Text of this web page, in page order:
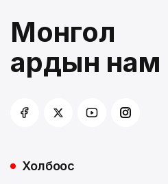
Монгол
ардын нам
Холбоос